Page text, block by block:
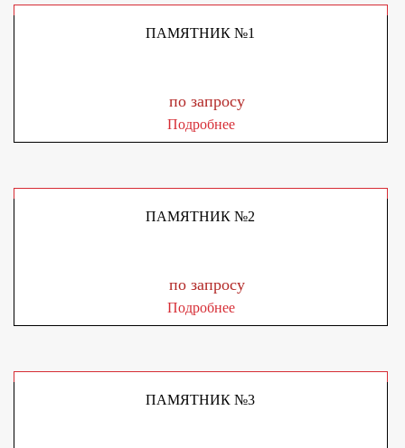
ПАМЯТНИК №1
по запросу
Подробнее
ПАМЯТНИК №2
по запросу
Подробнее
ПАМЯТНИК №3